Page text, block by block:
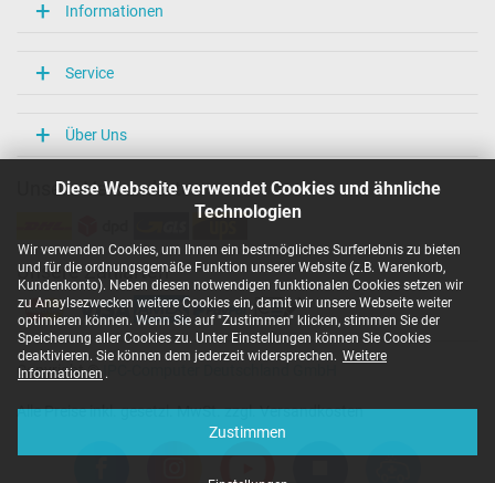
Diese Webseite verwendet Cookies und ähnliche
Technologien
Wir verwenden Cookies, um Ihnen ein bestmögliches Surferlebnis zu bieten
und für die ordnungsgemäße Funktion unserer Website (z.B. Warenkorb,
Kundenkonto). Neben diesen notwendigen funktionalen Cookies setzen wir
zu Anaylsezwecken weitere Cookies ein, damit wir unsere Webseite weiter
optimieren können. Wenn Sie auf "Zustimmen" klicken, stimmen Sie der
Speicherung aller Cookies zu. Unter Einstellungen können Sie Cookies
deaktivieren. Sie können dem jederzeit widersprechen. Weitere
Informationen .
Zustimmen
Informationen
Service
Über Uns
Unsere Versandarten
Unsere Zahlarten
Copyright ©
Alle Preise inkl. gesetzl. MwSt. zzgl. Versandkosten